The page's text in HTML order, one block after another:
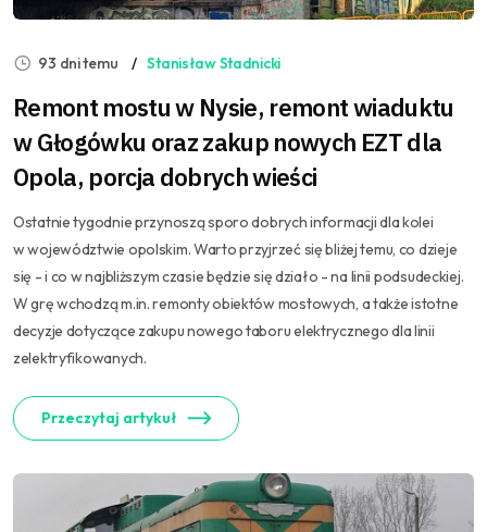
93 dni temu Stanisław Stadnicki
Remont mostu w Nysie, remont wiaduktu
w Głogówku oraz zakup nowych EZT dla
Opola, porcja dobrych wieści
Ostatnie tygodnie przynoszą sporo dobrych informacji dla kolei
w województwie opolskim. Warto przyjrzeć się bliżej temu, co dzieje
się - i co w najbliższym czasie będzie się działo - na linii podsudeckiej.
W grę wchodzą m.in. remonty obiektów mostowych, a także istotne
decyzje dotyczące zakupu nowego taboru elektrycznego dla linii
zelektryfikowanych.
Przeczytaj artykuł